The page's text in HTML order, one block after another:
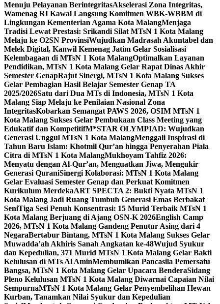
Menuju Pelayanan BerintegritasAkselerasi Zona Integritas,
Wamenag RI Kawal Langsung Komitmen WBK-WBBM di
Lingkungan Kementerian Agama Kota MalangMenjaga
Tradisi Lewat Prestasi: Srikandi Silat MTsN 1 Kota Malang
Melaju ke O2SN ProvinsiWujudkan Madrasah Akuntabel dan
Melek Digital, Kanwil Kemenag Jatim Gelar Sosialisasi
Kelembagaan di MTsN 1 Kota MalangOptimalkan Layanan
Pendidikan, MTsN 1 Kota Malang Gelar Rapat Dinas Akhir
Semester GenapRajut Sinergi, MTsN 1 Kota Malang Sukses
Gelar Pembagian Hasil Belajar Semester Genap TA
2025/2026Satu dari Dua MTs di Indonesia, MTsN 1 Kota
Malang Siap Melaju ke Penilaian Nasional Zona
IntegritasKobarkan Semangat PAWS 2026, OSIM MTsN 1
Kota Malang Sukses Gelar Pembukaan Class Meeting yang
Edukatif dan KompetitifM*STAR OLYMPIAD: Wujudkan
Generasi Unggul MTsN 1 Kota MalangMenggali Inspirasi di
Tahun Baru Islam: Khotmil Qur’an hingga Penyerahan Piala
Citra di MTsN 1 Kota MalangMukhoyam Tahfiz 2026:
Menyatu dengan Al-Qur’an, Menguatkan Jiwa, Mengukir
Generasi QuraniSinergi Kolaborasi: MTsN 1 Kota Malang
Gelar Evaluasi Semester Genap dan Perkuat Komitmen
Kurikulum MerdekaART SPECTA 2: Bukti Nyata MTsN 1
Kota Malang Jadi Ruang Tumbuh Generasi Emas Berbakat
SeniTiga Sesi Penuh Konsentrasi: 15 Murid Terbaik MTsN 1
Kota Malang Berjuang di Ajang OSN-K 2026English Camp
2026, MTsN 1 Kota Malang Gandeng Penutur Asing dari 4
NegaraBertabur Bintang, MTsN 1 Kota Malang Sukses Gelar
Muwadda’ah Akhiris Sanah Angkatan ke-48Wujud Syukur
dan Kepedulian, 371 Murid MTsN 1 Kota Malang Gelar Bakti
Kelulusan di MTs Al AminMembumikan Pancasila Pemersatu
Bangsa, MTsN 1 Kota Malang Gelar Upacara BenderaSidang
Pleno Kelulusan MTsN 1 Kota Malang Diwarnai Capaian Nilai
SempurnaMTsN 1 Kota Malang Gelar Penyembelihan Hewan
Kurban, Tanamkan Nilai Syukur dan Kepedulian